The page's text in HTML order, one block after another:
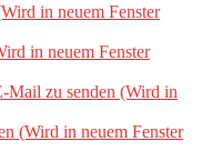
in neuem Fenster
in neuem Fenster
Mail zu senden (Wird in
(Wird in neuem Fenster